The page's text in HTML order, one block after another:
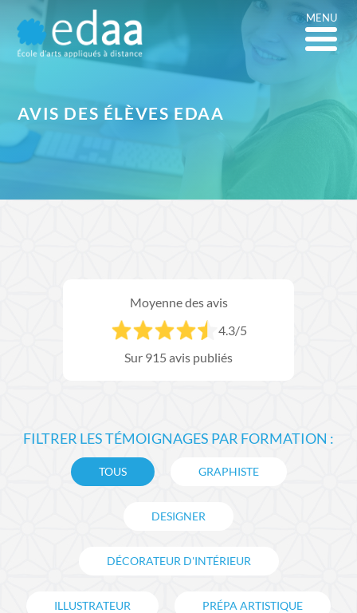
MENU
AVIS DES ÉLÈVES EDAA
Moyenne des avis
4.3/5
Sur 915 avis publiés
FILTRER LES TÉMOIGNAGES PAR FORMATION :
TOUS GRAPHISTE
DESIGNER
DÉCORATEUR D'INTÉRIEUR
ILLUSTRATEUR PRÉPA ARTISTIQUE